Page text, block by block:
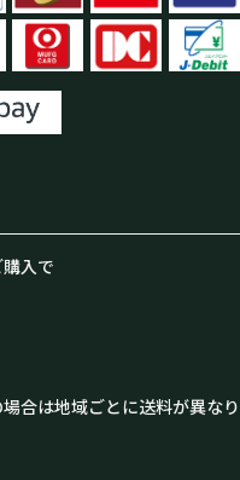
入で
合は地域ごとに送料が異なり